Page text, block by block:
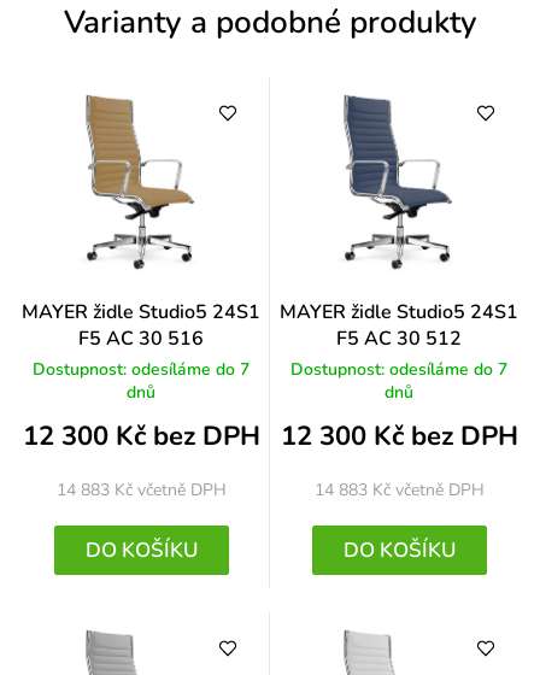
Varianty a podobné produkty
MAYER židle Studio5 24S1
F5 AC 30 516
Dostupnost: odesíláme do 7
dnů
12 300 Kč bez DPH
14 883 Kč včetně DPH
DO KOŠÍKU
MAYER židle Studio5 24S1
F5 AC 30 512
Dostupnost: odesíláme do 7
dnů
12 300 Kč bez DPH
14 883 Kč včetně DPH
DO KOŠÍKU